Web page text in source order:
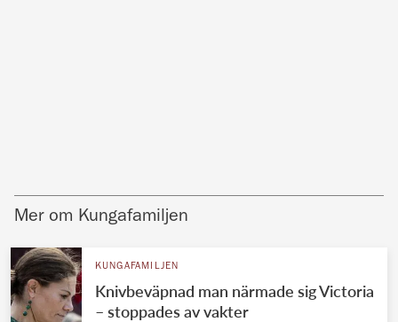
Mer om Kungafamiljen
KUNGAFAMILJEN
Knivbeväpnad man närmade sig Victoria
– stoppades av vakter